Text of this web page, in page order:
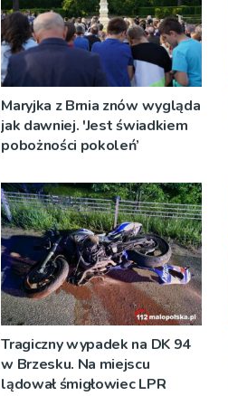
Maryjka z Brnia znów wygląda
jak dawniej. 'Jest świadkiem
pobożności pokoleń’
Tragiczny wypadek na DK 94
w Brzesku. Na miejscu
lądował śmigłowiec LPR